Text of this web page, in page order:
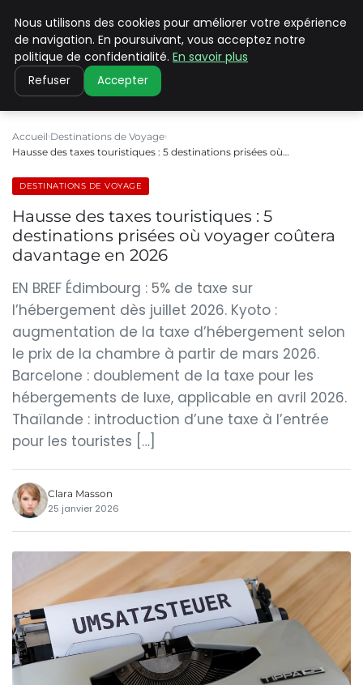
PILAT PATRIMOINES
Accueil Destinations de Voyage
Hausse des taxes touristiques : 5 destinations prisées où…
DESTINATIONS DE VOYAGE
Hausse des taxes touristiques : 5
destinations prisées où voyager coûtera
davantage en 2026
EN BREF Édimbourg : 5% de taxe sur
l’hébergement dès juillet 2026. Kyoto :
augmentation de la taxe d’hébergement selon
le prix de la chambre à partir de mars 2026.
Barcelone : doublement de la taxe pour les
hébergements de luxe, applicable en avril 2026.
Thaïlande : introduction d’une taxe à l’entrée
pour les touristes […]
Clara Masson
25 janvier 2026
Nous utilisons des cookies pour améliorer votre expérience
de navigation. En poursuivant, vous acceptez notre
politique de confidentialité. En savoir plus
Refuser Accepter